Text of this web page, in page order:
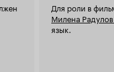
случае
пятой
Для роли в
Милена
язык.